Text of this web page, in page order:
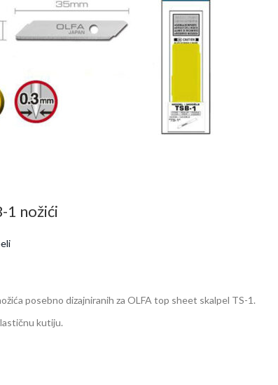
1 nožići
posebno dizajniranih za OLFA top sheet skalpel TS-1.
kutiju.